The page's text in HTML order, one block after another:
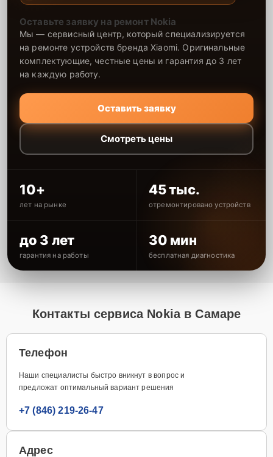
Оставьте заявку на ремонт Nokia
Мы — сервисный центр, который специализируется
на ремонте устройств бренда Xiaomi. Оригинальные
комплектующие, честные цены и гарантия до 3 лет
на каждую работу.
Оставить заявку
Смотреть цены
10+
лет на рынке
45 тыс.
отремонтировано устройств
до 3 лет
гарантия на работы
30 мин
бесплатная диагностика
Контакты сервиса Nokia в Самаре
Телефон
Наши специалисты быстро вникнут в вопрос и
предложат оптимальный вариант решения
+7 (846) 219-26-47
Адрес